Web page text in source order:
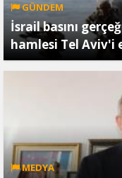
GÜNDEM
İsrail basını
hamlesi Tel Aviv'i
MEDYA